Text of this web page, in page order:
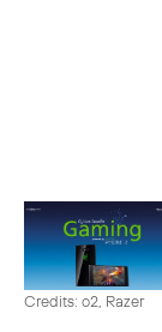
Credits: o2, Razer